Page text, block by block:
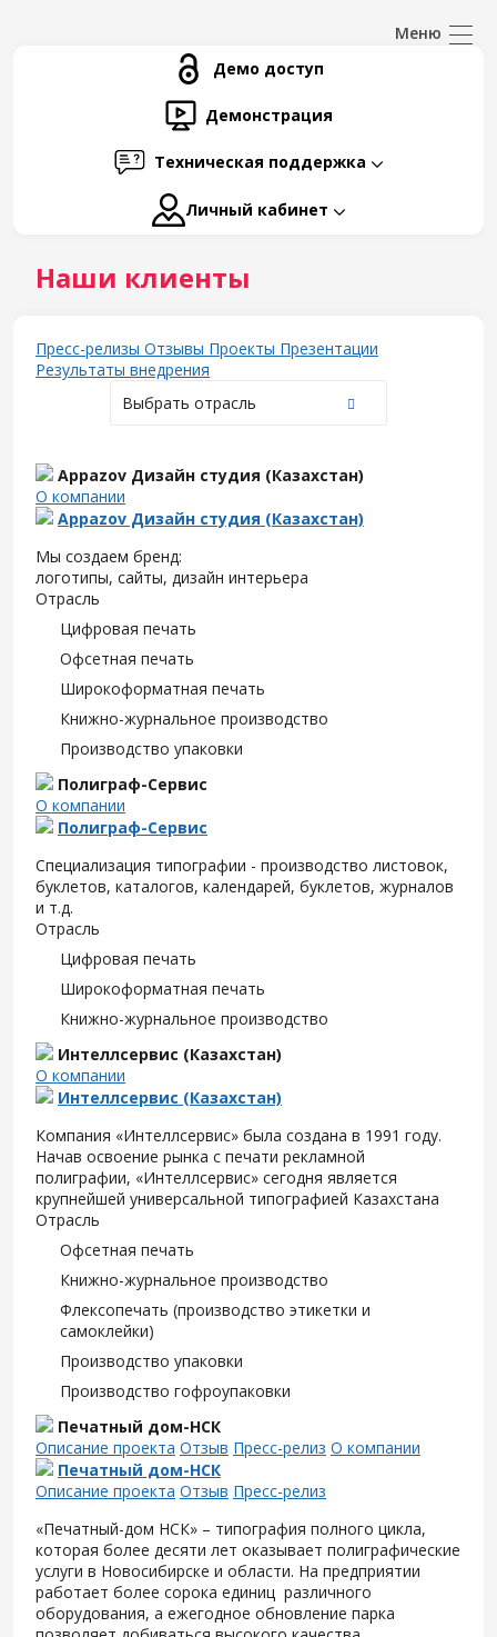
Демо доступ
Демонстрация
Техническая поддержка
Личный кабинет
Наши клиенты
Пресс-релизы Отзывы Проекты Презентации
Результаты внедрения
Выбрать отрасль
Appazov Дизайн студия (Казахстан)
О компании
Appazov Дизайн студия (Казахстан)
Мы создаем бренд:
логотипы, сайты, дизайн интерьера
Отрасль
Цифровая печать
Офсетная печать
Широкоформатная печать
Книжно-журнальное производство
Производство упаковки
Полиграф-Сервис
О компании
Полиграф-Сервис
Специализация типографии - производство листовок,
буклетов, каталогов, календарей, буклетов, журналов
и т.д.
Отрасль
Цифровая печать
Широкоформатная печать
Книжно-журнальное производство
Интеллсервис (Казахстан)
О компании
Интеллсервис (Казахстан)
Компания «Интеллсервис» была создана в 1991 году.
Начав освоение рынка с печати рекламной
полиграфии, «Интеллсервис» сегодня является
крупнейшей универсальной типографией Казахстана
Отрасль
Офсетная печать
Книжно-журнальное производство
Флексопечать (производство этикетки и
самоклейки)
Производство упаковки
Производство гофроупаковки
Печатный дом-НСК
Описание проекта Отзыв Пресс-релиз О компании
Печатный дом-НСК
Описание проекта Отзыв Пресс-релиз
«Печатный-дом НСК» – типография полного цикла,
которая более десяти лет оказывает полиграфические
услуги в Новосибирске и области. На предприятии
работает более сорока единиц различного
оборудования, а ежегодное обновление парка